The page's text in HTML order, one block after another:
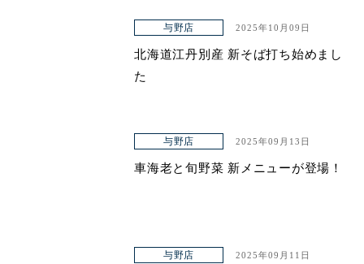
与野店 2025年10月09日
北海道江丹別産 新そば打ち始めまし
た
与野店 2025年09月13日
車海老と旬野菜 新メニューが登場！
与野店 2025年09月11日